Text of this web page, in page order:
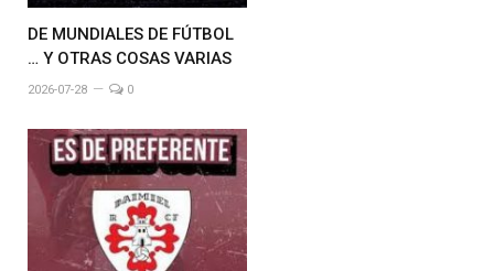
DE MUNDIALES DE FÚTBOL
… Y OTRAS COSAS VARIAS
2026-07-28 0